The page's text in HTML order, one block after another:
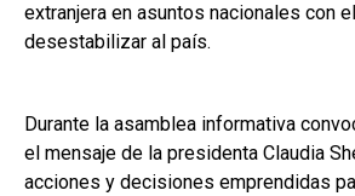
extranjera en asuntos nacionales con
desestabilizar al país.
Durante la asamblea informativa
el mensaje de la presidenta Claudia
acciones y decisiones emprendidas